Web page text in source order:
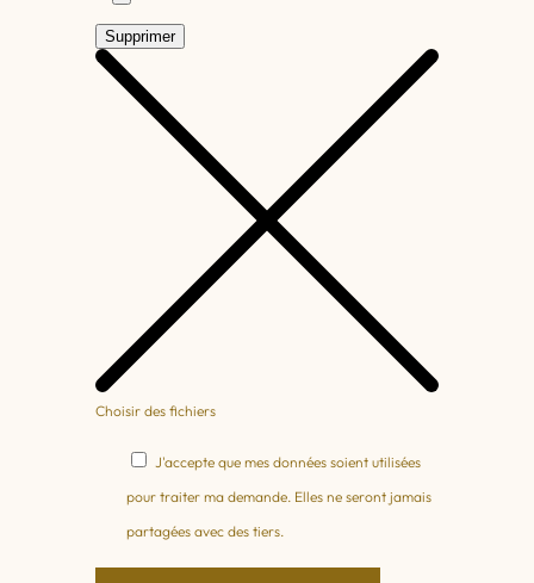
Supprimer
Choisir des fichiers
J'accepte que mes données soient utilisées
pour traiter ma demande. Elles ne seront jamais
partagées avec des tiers.